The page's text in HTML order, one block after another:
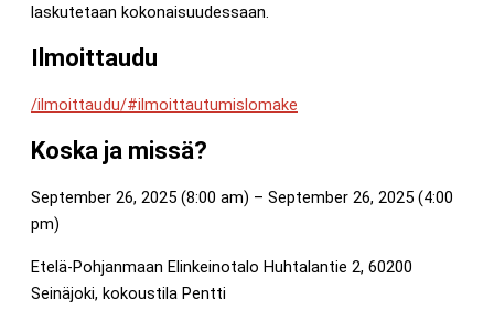
laskutetaan kokonaisuudessaan.
Ilmoittaudu
/ilmoittaudu/#ilmoittautumislomake
Koska ja missä?
September 26, 2025 (8:00 am) – September 26, 2025 (4:00
pm)
Etelä-Pohjanmaan Elinkeinotalo Huhtalantie 2, 60200
Seinäjoki, kokoustila Pentti